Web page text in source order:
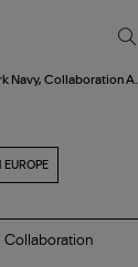
Navy, Collaboration
EUROPE
Collaboration